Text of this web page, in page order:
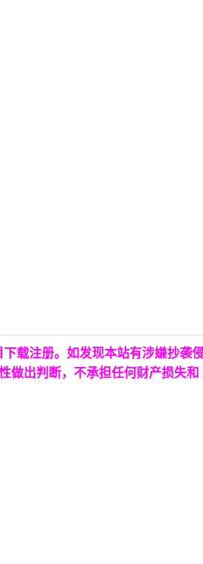
载注册。如发现本站有涉嫌抄袭
做出判断，不承担任何财产损失和